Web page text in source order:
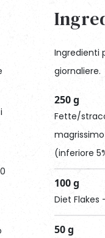
Ingredienti
giornaliere.
250 g
Fette/
magrissimo
(inferiore
100 g
Diet Flakes
50 g